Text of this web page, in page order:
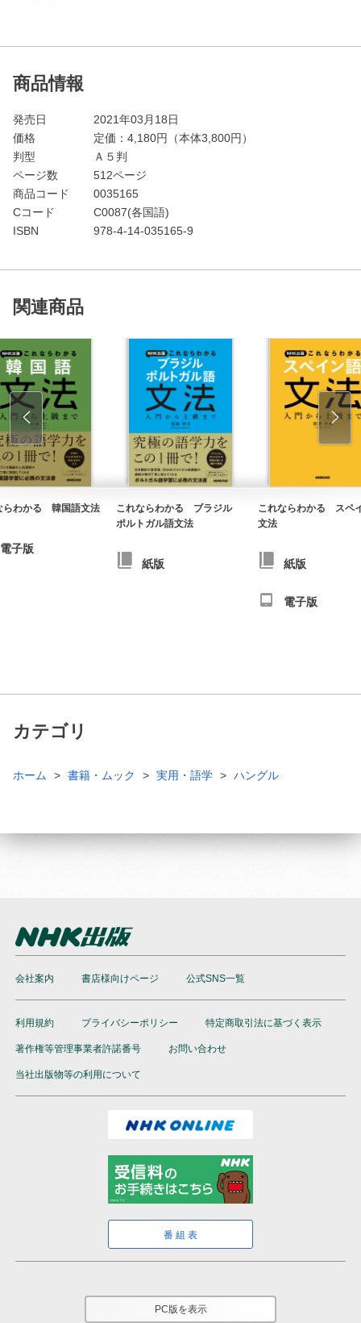
商品情報
発売日
2021年03月18日
価格
定価： 4,180円（本体3,800円）
判型
Ａ５判
ページ数
512ページ
商品コード
0035165
Cコード
C0087(各国語)
ISBN
978-4-14-035165-9
関連商品
らわかる 韓国語文法
電子版
これならわかる ブラジル
ポルトガル語文法
紙版
これならわかる スペ
文法
紙版
電子版
カテゴリ
ホーム 書籍・ムック 実用・語学 ハングル
会社案内 書店様向けページ 公式SNS一覧
利用規約 プライバシーポリシー 特定商取引法に基づく表示
著作権等管理事業者許諾番号 お問い合わせ
当社出版物等の利用について
番組表
PC版を表示